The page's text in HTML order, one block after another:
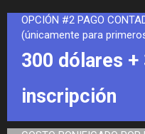
OPCIÓN #2 PAGO
(únicamente para
300 dólares +
inscripción